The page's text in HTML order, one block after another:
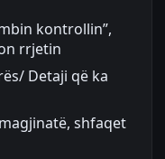
kontrollin”,
rrjetin
Detaji që ka
shfaqet